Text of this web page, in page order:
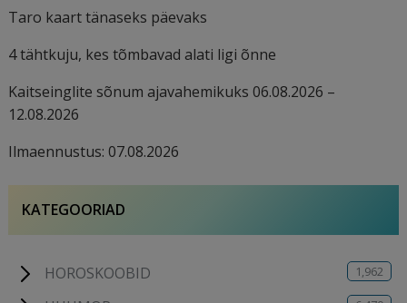
Taro kaart tänaseks päevaks
4 tähtkuju, kes tõmbavad alati ligi õnne
Kaitseinglite sõnum ajavahemikuks 06.08.2026 –
12.08.2026
Ilmaennustus: 07.08.2026
KATEGOORIAD
HOROSKOOBID 1,962